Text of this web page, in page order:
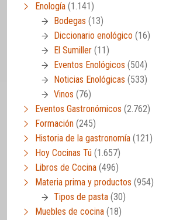
Enología (1.141)
Bodegas (13)
Diccionario enológico (16)
El Sumiller (11)
Eventos Enológicos (504)
Noticias Enológicas (533)
Vinos (76)
Eventos Gastronómicos (2.762)
Formación (245)
Historia de la gastronomía (121)
Hoy Cocinas Tú (1.657)
Libros de Cocina (496)
Materia prima y productos (954)
Tipos de pasta (30)
Muebles de cocina (18)